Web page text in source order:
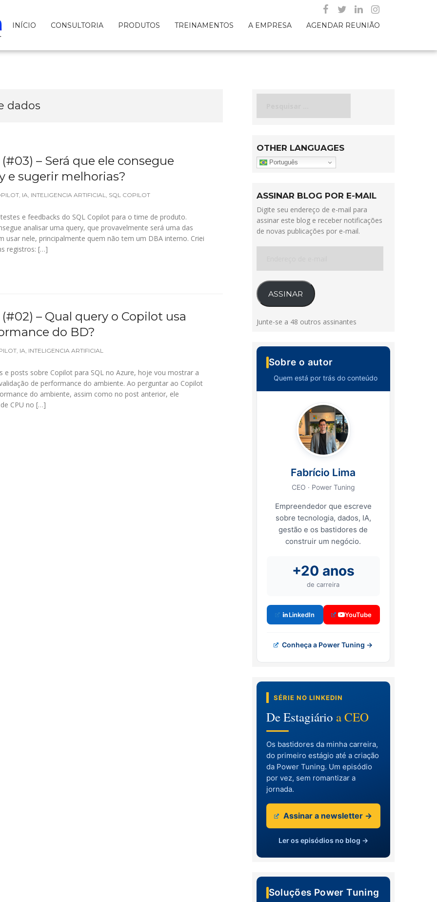
INÍCIO CONSULTORIA PRODUTOS TREINAMENTOS A EMPRESA AGENDAR REUNIÃO
dados
– Será que ele consegue
e sugerir melhorias?
, IA, INTELIGENCIA ARTIFICIAL, SQL COPILOT
e feedbacks do SQL Copilot para o time de produto.
analisar uma query, que provavelmente será uma das
usar nele, principalmente quem não tem um DBA interno. Criei
registros: […]
– Qual query o Copilot usa
do BD?
, IA, INTELIGENCIA ARTIFICIAL
e posts sobre Copilot para SQL no Azure, hoje vou mostrar a
de performance do ambiente. Ao perguntar ao Copilot
do ambiente, assim como no post anterior, ele
CPU no […]
OTHER LANGUAGES
Português
ASSINAR BLOG POR E-MAIL
Digite seu endereço de e-mail para
assinar este blog e receber notificações
de novas publicações por e-mail.
e-
mail
ASSINAR
Junte-se a 48 outros assinantes
Sobre o autor
Quem está por trás do conteúdo
Fabrício Lima
CEO · Power Tuning
Empreendedor que escreve
sobre tecnologia, dados, IA,
gestão e os bastidores de
construir um negócio.
+20 anos
de carreira
LinkedIn YouTube
Conheça a Power Tuning →
SÉRIE NO LINKEDIN
De Estagiário a CEO
Os bastidores da minha carreira,
do primeiro estágio até a criação
da Power Tuning. Um episódio
por vez, sem romantizar a
jornada.
Assinar a newsletter →
Ler os episódios no blog →
Soluções Power Tuning